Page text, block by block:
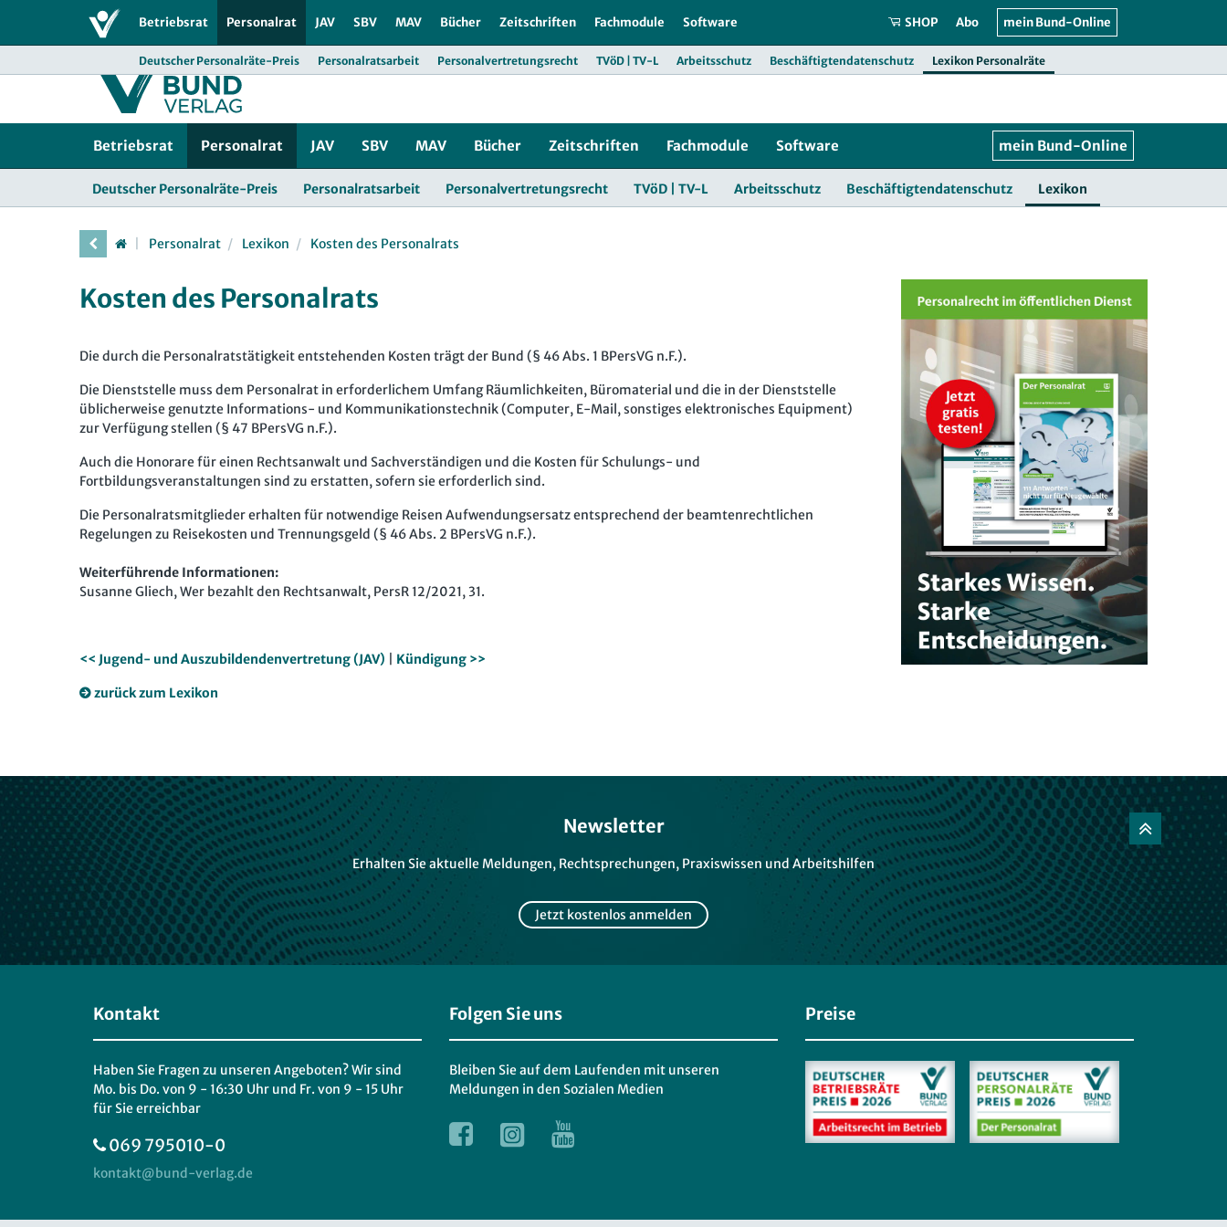
Bund-Verlag Bund SHOP Abo Newsletter
Betriebsrat Personalrat JAV SBV MAV Bücher Zeitschriften Fachmodule Software mein Bund-Online
Deutscher Personalräte-Preis Personalratsarbeit Personalvertretungsrecht TVöD | TV-L Arbeitsschutz Beschäftigtendatenschutz Lexikon
Betriebsrat Personalrat JAV SBV MAV Bücher Zeitschriften Fachmodule Software SHOP Abo mein Bund-Online
Deutscher Personalräte-Preis Personalratsarbeit Personalvertretungsrecht TVöD | TV-L Arbeitsschutz Beschäftigtendatenschutz Lexikon Personalräte
Personalrat Lexikon Kosten des Personalrats
Kosten des Personalrats
Die durch die Personalratstätigkeit entstehenden Kosten trägt der Bund (§ 46 Abs. 1 BPersVG n.F.).
Die Dienststelle muss dem Personalrat in erforderlichem Umfang Räumlichkeiten, Büromaterial und die in der Dienststelle
üblicherweise genutzte Informations- und Kommunikationstechnik (Computer, E-Mail, sonstiges elektronisches Equipment)
zur Verfügung stellen (§ 47 BPersVG n.F.).
Auch die Honorare für einen Rechtsanwalt und Sachverständigen und die Kosten für Schulungs- und
Fortbildungsveranstaltungen sind zu erstatten, sofern sie erforderlich sind.
Die Personalratsmitglieder erhalten für notwendige Reisen Aufwendungsersatz entsprechend der beamtenrechtlichen
Regelungen zu Reisekosten und Trennungsgeld (§ 46 Abs. 2 BPersVG n.F.).
Weiterführende Informationen:
Susanne Gliech, Wer bezahlt den Rechtsanwalt, PersR 12/2021, 31.
<< Jugend- und Auszubildendenvertretung (JAV) Kündigung >>
zurück zum Lexikon
Newsletter
Erhalten Sie aktuelle Meldungen, Rechtsprechungen, Praxiswissen und Arbeitshilfen
Jetzt kostenlos anmelden
Kontakt
Haben Sie Fragen zu unseren Angeboten? Wir sind
Mo. bis Do. von 9 - 16:30 Uhr und Fr. von 9 - 15 Uhr
für Sie erreichbar
069 795010-0
Folgen Sie uns
Bleiben Sie auf dem Laufenden mit unseren
Meldungen in den Sozialen Medien
Preise